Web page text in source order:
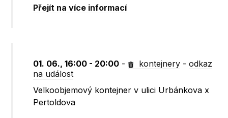
Přejít na více informací
01. 06., 16:00 - 20:00 - kontejnery -odkaz
na událost
Velkoobjemový kontejner v ulici Urbánkova x
Pertoldova